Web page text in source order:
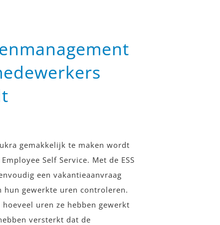
gemakkelijk te maken wordt
Self Service. Met de ESS
een vakantieaanvraag
gewerkte uren controleren.
uren ze hebben gewerkt
versterkt dat de